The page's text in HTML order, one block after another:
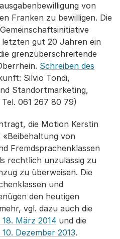
von
Franken zu bewilligen. Die
letzten gut 20 Jahren ein
grenzüberschreitende
Schreiben des
Silvio Tondi,
Standortmarketing,
061 267 80 79)
die Motion Kerstin
von
Fremdsprachenklassen
rechtlich unzulässig zu
zu überweisen. Die
und
den heutigen
vgl. dazu auch die
März 2014 und die
Dezember 2013.